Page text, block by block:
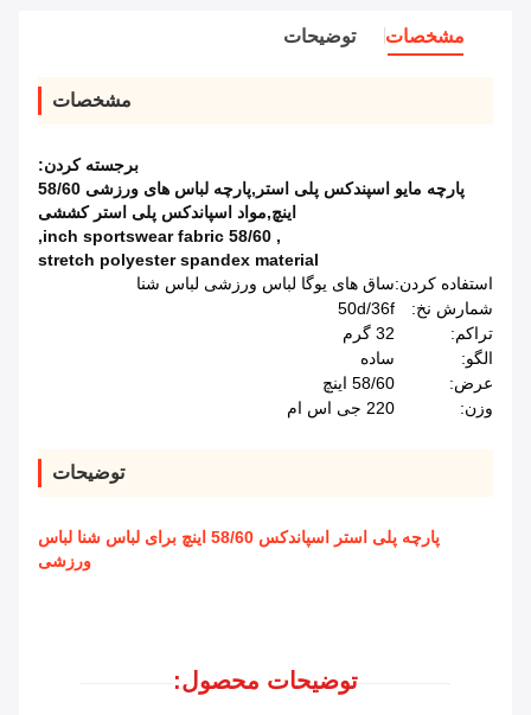
مشخصات توضیحات
مشخصات
برجسته کردن:
پارچه مایو اسپندکس پلی استر,پارچه لباس های ورزشی 58/60
اینچ,مواد اسپاندکس پلی استر کششی
,
58/60 inch sportswear fabric
,
stretch polyester spandex material
استفاده کردن:ساق های یوگا لباس ورزشی لباس شنا
شمارش نخ:
50d/36f
تراکم:
32 گرم
الگو:
ساده
عرض:
58/60 اینچ
وزن:
220 جی اس ام
توضیحات
پارچه پلی استر اسپاندکس 58/60 اینچ برای لباس شنا لباس
ورزشی
توضیحات محصول: